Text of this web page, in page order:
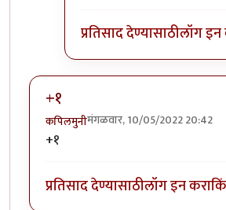
प्रतिसाद देण्यासाठीलॉग इन
+१
कपिलमुनीमंगळवार, 10/05/2022 20:42
+१
प्रतिसाद देण्यासाठीलॉग इन करा